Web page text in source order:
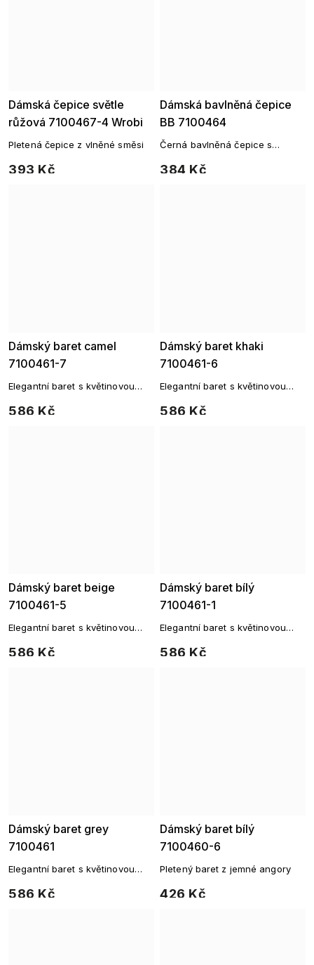
Dámská čepice světle
růžová 7100467-4 Wrobi
393 Kč
Pletená čepice z vlněné směsi
Dámská bavlněná čepice
BB 7100464
384 Kč
Černá bavlněná čepice s
Dámský baret camel
7100461-7
586 Kč
Elegantní baret s květinovou
Dámský baret khaki
7100461-6
586 Kč
Elegantní baret s květinovou
Dámský baret beige
7100461-5
586 Kč
Elegantní baret s květinovou
Dámský baret bílý
7100461-1
586 Kč
Elegantní baret s květinovou
Dámský baret grey
7100461
586 Kč
Elegantní baret s květinovou
Dámský baret bílý
7100460-6
426 Kč
Pletený baret z jemné angory